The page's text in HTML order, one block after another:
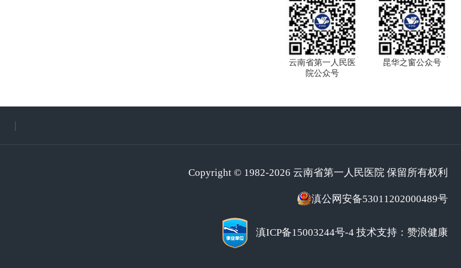
云南省第一人民医
院公众号
昆华之窗公众号
|
Copyright © 1982-2026 云南省第一人民医院 保留所有权利
滇公网安备53011202000489号
滇ICP备15003244号-4 技术支持：赞浪健康